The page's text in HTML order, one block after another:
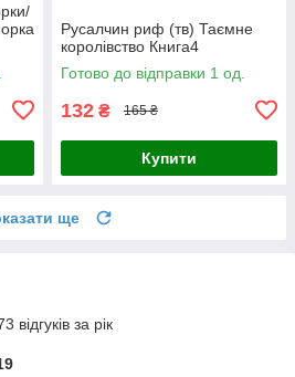
Русалчин риф (тв) Таємне
королівство Книга4
Готово до відправки 1 од.
132 ₴ 165 ₴
Купити
ще
відгуків за рік